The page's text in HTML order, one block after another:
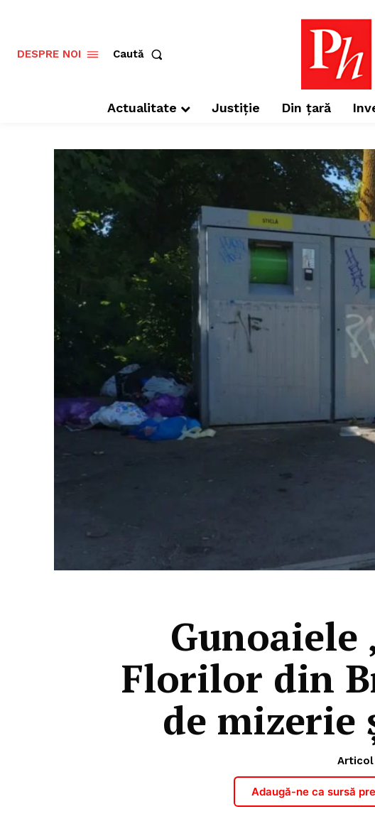
DESPRE NOI Caută
Actualitate Justiție Din țară
Florilor din
de mizerie
Articol
Adaugă-ne ca sursă